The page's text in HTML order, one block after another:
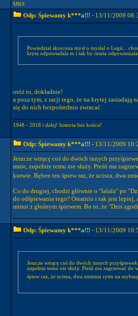
MKS
Odp: Śpiewamy k***a!!! - 13/11/2009
Powiedzial skrocona mysl o myslal o Legii...
kryta odpowiadala to i tak by reszta
otóż to, dokładnie!
a poza tym, z racji tego, że na krytej zasiadają
się do nich bezpośrednio zwracać.
1948 - 2018 i dalej! historia bez końca!
Odp: Śpiewamy k***a!!! - 13/11/2009
Jeszcze wtrącę coś do dwóch innych
mnie, zupełnie temu nie służy. Pieśń ma
kurwie. Bęben ten śpiew raz, że ucisza, dwa
Co do drugiej, chodzi głównie o "lalala" po
do odśpiewania tego? Ostatnio i tak jest
minut z głośnym śpiewem. Bo to, że "Dziś
Odp: Śpiewamy k***a!!! - 13/11/2009
Jeszcze wtrącę coś do dwóch innych
zupełnie temu nie służy. Pieśń ma zagrzewać
śpiew raz, że ucisza, dwa zmienia rytm na